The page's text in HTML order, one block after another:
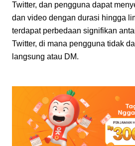
Twitter, dan pengguna dapat
dan video dengan durasi hingga
terdapat perbedaan signifikan
Twitter, di mana pengguna tidak
langsung atau DM.